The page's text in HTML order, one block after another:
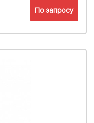
По запросу